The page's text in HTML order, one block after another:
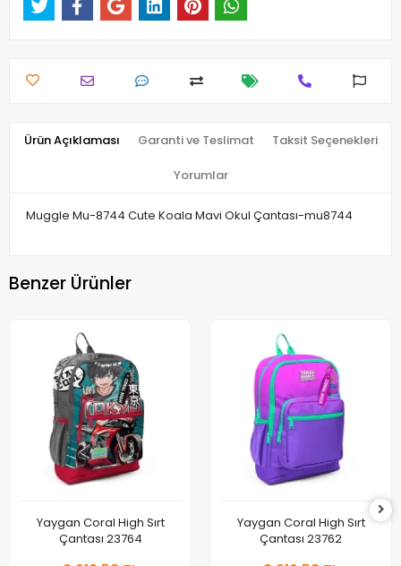
Ürün Açıklaması Garanti ve Teslimat Taksit Seçenekleri
Yorumlar
Muggle Mu-8744 Cute Koala Mavi Okul Çantası-mu8744
Benzer Ürünler
Yaygan Coral High Sırt
Çantası 23764
Yaygan Coral High Sırt
Çantası 23762